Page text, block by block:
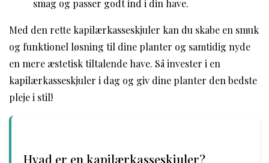
smag og passer godt ind i din have.
Med den rette kapilærkasseskjuler kan du skabe en smuk
og funktionel løsning til dine planter og samtidig nyde
en mere æstetisk tiltalende have. Så invester i en
kapilærkasseskjuler i dag og giv dine planter den bedste
pleje i stil!
Hvad er en kapilærkasseskjuler?